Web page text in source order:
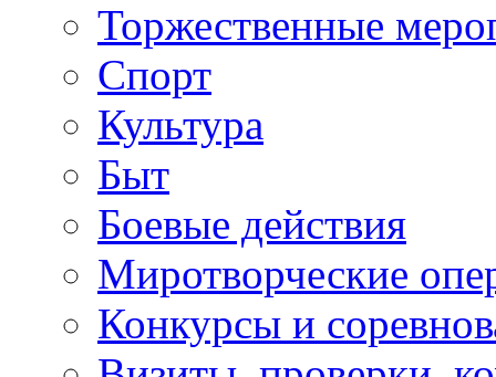
Торжественные
Спорт
Культура
Быт
Боевые действия
Миротворческие
Конкурсы и